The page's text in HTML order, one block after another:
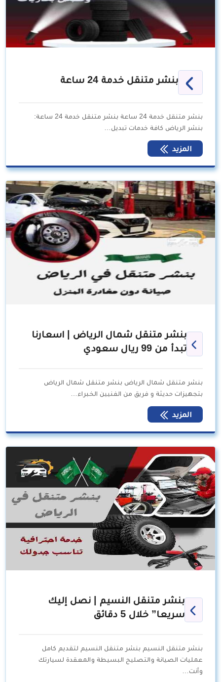
بنشر متنقل خدمة 24 ساعة
بنشر متنقل خدمة 24 ساعة بنشر متنقل خدمة 24 ساعة:
بنشر الرياض كافة خدمات تبديل…
المزيد
بنشر متنقل شمال الرياض | اسعارنا
تبدأ من 99 ريال سعودي
بنشر متنقل شمال الرياض بنشر متنقل شمال الرياض
بتجهيزات حديثة و فريق من الفنيين الخبراء…
المزيد
بنشر متنقل النسيم | نصل إليك
سريعا” خلال 5 دقائق
بنشر متنقل النسيم بنشر متنقل النسيم لتقديم كامل
عمليات الصيانة والتصليح البسيطة والمعقدة لسيارتك
وأنت…